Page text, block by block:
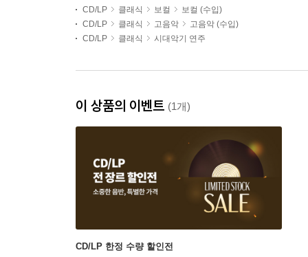
CD/LP 클래식 보컬
보컬 (수입)
CD/LP
클래식 고음악
고음악 (수입)
CD/LP
클래식 시대악기 연주
이 상품의 이벤트 (1개)
CD/LP 한정 수량 할인전